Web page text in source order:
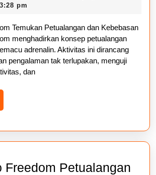
dan
5,
3:28 pm
Temukan Petualangan dan Kebebasan
menghadirkan konsep petualangan
adrenalin. Aktivitas ini dirancang
pengalaman tak terlupakan, menguji
dan
Freedom Petualangan